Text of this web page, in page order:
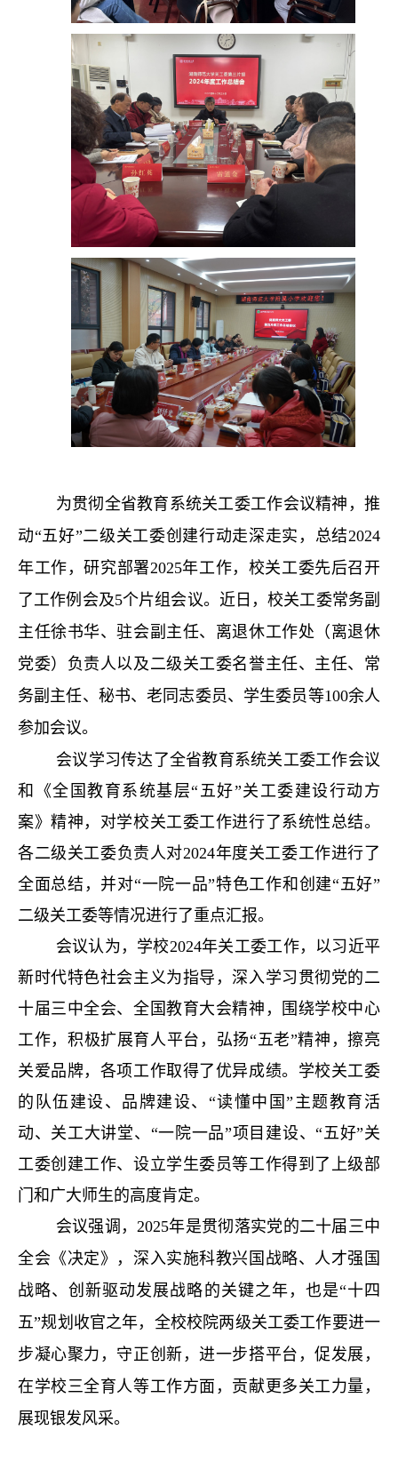
为贯彻全省教育系统关工委工作会议精神，推
动“五好”二级关工委创建行动走深走实，总结2024
年工作，研究部署2025年工作，校关工委先后召开
了工作例会及5个片组会议。 近日，校关工委常务副
主任徐书华、驻会副主任、离退休工作处（离退休
党委）负责人以及二级关工委名誉主任、主任、常
务副主任、秘书、老同志委员、学生委员等100余人
参加会议。
会议学习传达了全省教育系统关工委工作会议
和《全国教育系统基层“五好”关工委建设行动方
案》精神，对学校关工委工作进行了系统性总结。
各二级关工委负责人对2024年度关工委工作进行了
全面总结，并对“一院一品”特色工作和创建“五好”
二级关工委等情况进行了重点汇报。
会议认为，学校2024年关工委工作，以习近平
新时代特色社会主义为指导，深入学习贯彻党的二
十届三中全会、全国教育大会精神，围绕学校中心
工作，积极扩展育人平台，弘扬“五老”精神，擦亮
关爱品牌，各项工作取得了优异成绩。学校关工委
的队伍建设、品牌建设、“读懂中国”主题教育活
动、关工大讲堂、“一院一品”项目建设、“五好”关
工委创建工作、设立学生委员等工作得到了上级部
门和广大师生的高度肯定。
会议强调，2025年是贯彻落实党的二十届三中
全会《决定》，深入实施科教兴国战略、人才强国
战略、创新驱动发展战略的关键之年，也是“十四
五”规划收官之年，全校校院两级关工委工作要进一
步凝心聚力，守正创新，进一步搭平台，促发展，
在学校三全育人等工作方面，贡献更多关工力量，
展现银发风采。